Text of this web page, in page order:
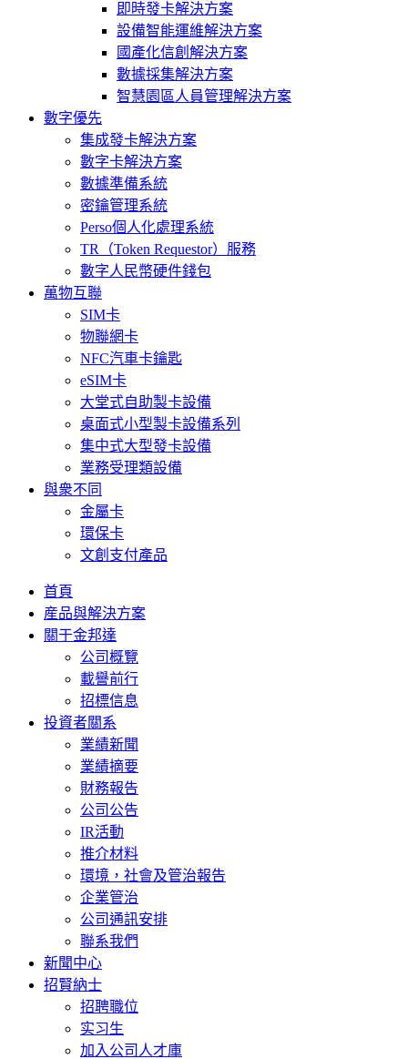
即時發卡解決方案
設備智能運維解決方案
國產化信創解決方案
數據採集解決方案
智慧園區人員管理解決方案
數字優先
集成發卡解決方案
數字卡解決方案
數據準備系統
密鑰管理系統
Perso個人化處理系統
TR（Token Requestor）服務
數字人民幣硬件錢包
萬物互聯
SIM卡
物聯網卡
NFC汽車卡鑰匙
eSIM卡
大堂式自助製卡設備
桌面式小型製卡設備系列
集中式大型發卡設備
業務受理類設備
與衆不同
金屬卡
環保卡
文創支付產品
首頁
産品與解決方案
關于金邦達
公司概覽
載譽前行
招標信息
投資者關系
業績新聞
業績摘要
財務報告
公司公告
IR活動
推介材料
環境，社會及管治報告
企業管治
公司通訊安排
聯系我們
新聞中心
招賢納士
招聘職位
实习生
加入公司人才庫